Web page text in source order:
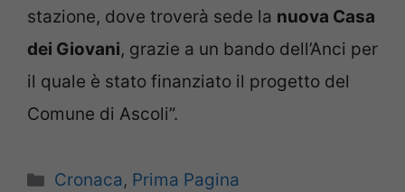
stazione, dove troverà sede la nuova Casa
dei Giovani, grazie a un bando dell’Anci per
il quale è stato finanziato il progetto del
Comune di Ascoli”.
Categorie
Cronaca, Prima Pagina